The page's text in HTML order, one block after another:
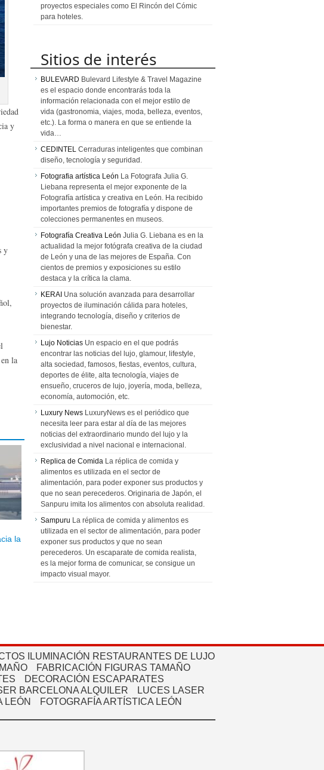
y
y
la
la
proyectos especiales como El Rincón del Cómic
para hoteles.
Sitios de interés
BULEVARD Bulevard Lifestyle & Travel Magazine
es el espacio donde encontrarás toda la
información relacionada con el mejor estilo de
vida (gastronomia, viajes, moda, belleza, eventos,
etc.). La forma o manera en que se entiende la
vida…
CEDINTEL Cerraduras inteligentes que combinan
diseño, tecnología y seguridad.
Fotografia artística León La Fotografa Julia G.
Liebana representa el mejor exponente de la
Fotografía artística y creativa en León. Ha recibido
importantes premios de fotografía y dispone de
colecciones permanentes en museos.
Fotografía Creativa León Julia G. Liebana es en la
actualidad la mejor fotógrafa creativa de la ciudad
de León y una de las mejores de España. Con
cientos de premios y exposiciones su estilo
destaca y la crítica la clama.
KERAI Una solución avanzada para desarrollar
proyectos de iluminación cálida para hoteles,
integrando tecnología, diseño y criterios de
bienestar.
Lujo Noticias Un espacio en el que podrás
encontrar las noticias del lujo, glamour, lifestyle,
alta sociedad, famosos, fiestas, eventos, cultura,
deportes de élite, alta tecnología, viajes de
ensueño, cruceros de lujo, joyería, moda, belleza,
economía, automoción, etc.
Luxury News LuxuryNews es el periódico que
necesita leer para estar al día de las mejores
noticias del extraordinario mundo del lujo y la
exclusividad a nivel nacional e internacional.
Replica de Comida La réplica de comida y
alimentos es utilizada en el sector de
alimentación, para poder exponer sus productos y
que no sean perecederos. Originaria de Japón, el
Sanpuru imita los alimentos con absoluta realidad.
Sampuru La réplica de comida y alimentos es
utilizada en el sector de alimentación, para poder
exponer sus productos y que no sean
perecederos. Un escaparate de comida realista,
es la mejor forma de comunicar, se consigue un
impacto visual mayor.
ILUMINACIÓN RESTAURANTES DE LUJO
FABRICACIÓN FIGURAS TAMAÑO
DECORACIÓN ESCAPARATES
BARCELONA ALQUILER
LUCES LASER
LEÓN
FOTOGRAFÍA ARTÍSTICA LEÓN